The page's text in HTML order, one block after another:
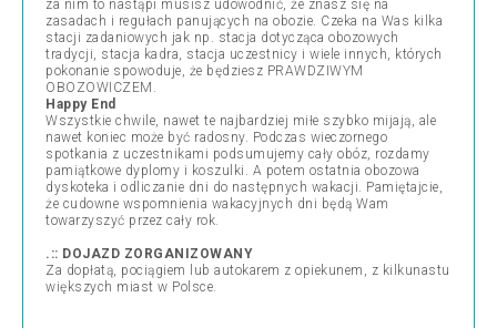
za nim to nastąpi musisz udowodnić, że znasz się na
zasadach i regułach panujących na obozie. Czeka na Was kilka
stacji zadaniowych jak np. stacja dotycząca obozowych
tradycji, stacja kadra, stacja uczestnicy i wiele innych, których
pokonanie spowoduje, że będziesz PRAWDZIWYM
OBOZOWICZEM.
Happy End
Wszystkie chwile, nawet te najbardziej miłe szybko mijają, ale
nawet koniec może być radosny. Podczas wieczornego
spotkania z uczestnikami podsumujemy cały obóz, rozdamy
pamiątkowe dyplomy i koszulki. A potem ostatnia obozowa
dyskoteka i odliczanie dni do następnych wakacji. Pamiętajcie,
że cudowne wspomnienia wakacyjnych dni będą Wam
towarzyszyć przez cały rok.
.:: DOJAZD ZORGANIZOWANY
Za dopłatą, pociągiem lub autokarem z opiekunem, z kilkunastu
większych miast w Polsce.